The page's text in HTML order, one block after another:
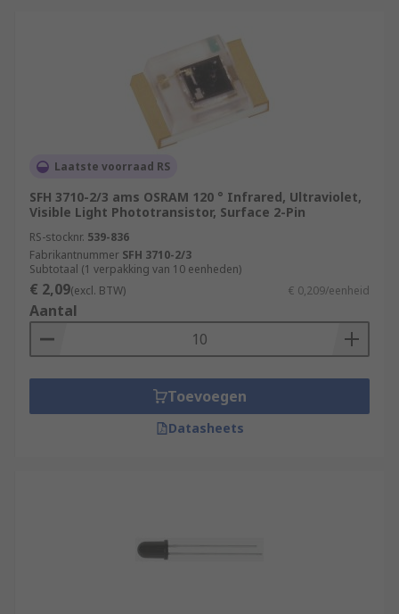
Laatste voorraad RS
SFH 3710-2/3 ams OSRAM 120 ° Infrared, Ultraviolet,
Visible Light Phototransistor, Surface 2-Pin
RS-stocknr. 539-836
Fabrikantnummer SFH 3710-2/3
Subtotaal (1 verpakking van 10 eenheden)
€ 2,09(excl. BTW) € 0,209/eenheid
Aantal
Toevoegen
Datasheets